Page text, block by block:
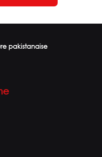
pakistanaise